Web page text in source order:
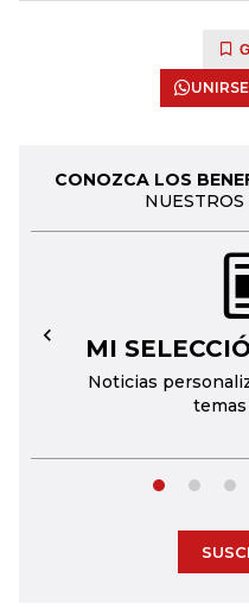
CONOZCA LOS
NUESTROS
MI
Noticias
←